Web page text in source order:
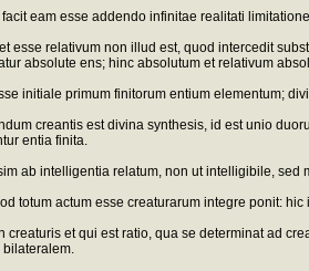
eam esse addendo infinitae realitati
esse relativum non illud est, quod intercedit
absolute ens; hinc absolutum et relativum
initiale primum finitorum entium elementum;
creantis est divina synthesis, id est unio
entia finita.
ab intelligentia relatum, non ut intelligibile,
totum actum esse creaturarum integre ponit:
creaturis et qui est ratio, qua se determinat ad
bilateralem.